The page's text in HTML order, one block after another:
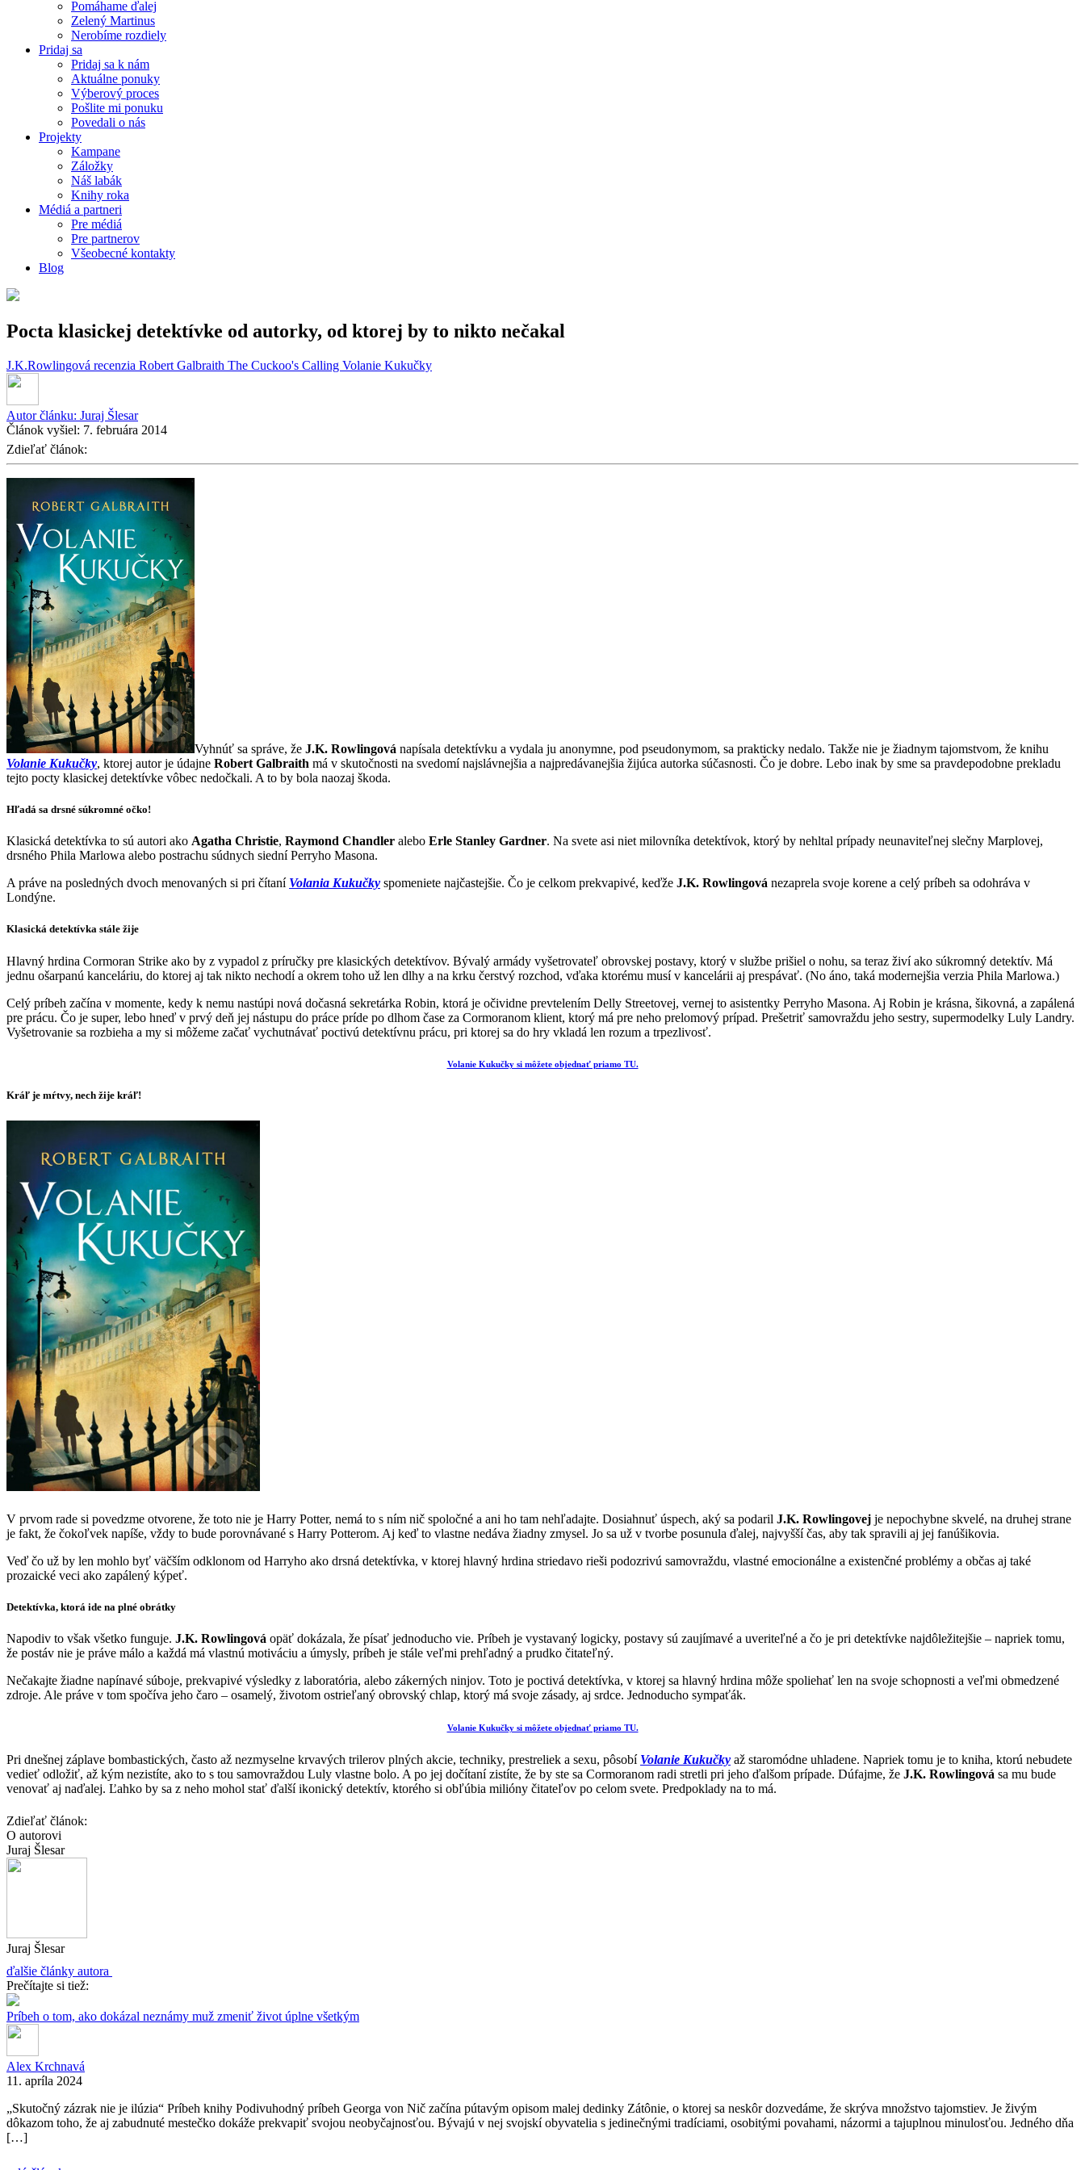
Pomáhame ďalej
Zelený Martinus
Nerobíme rozdiely
Pridaj sa
Pridaj sa k nám
Aktuálne ponuky
Výberový proces
Pošlite mi ponuku
Povedali o nás
Projekty
Kampane
Záložky
Náš labák
Knihy roka
Médiá a partneri
Pre médiá
Pre partnerov
Všeobecné kontakty
Blog
Pocta klasickej detektívke od autorky, od ktorej by to nikto nečakal
J.K.Rowlingová recenzia Robert Galbraith The Cuckoo's Calling Volanie Kukučky
Autor článku: Juraj Šlesar
Článok vyšiel: 7. februára 2014
Zdieľať článok:
Vyhnúť sa správe, že J.K. Rowlingová napísala detektívku a vydala ju anonymne, pod pseudonymom, sa prakticky nedalo. Takže nie je žiadnym tajomstvom, že knihu
Volanie Kukučky, ktorej autor je údajne Robert Galbraith má v skutočnosti na svedomí najslávnejšia a najpredávanejšia žijúca autorka súčasnosti. Čo je dobre. Lebo inak by sme sa pravdepodobne prekladu
tejto pocty klasickej detektívke vôbec nedočkali. A to by bola naozaj škoda.
Hľadá sa drsné súkromné očko!
Klasická detektívka to sú autori ako Agatha Christie, Raymond Chandler alebo Erle Stanley Gardner. Na svete asi niet milovníka detektívok, ktorý by nehltal prípady neunaviteľnej slečny Marplovej,
drsného Phila Marlowa alebo postrachu súdnych siední Perryho Masona.
A práve na posledných dvoch menovaných si pri čítaní Volania Kukučky spomeniete najčastejšie. Čo je celkom prekvapivé, keďže J.K. Rowlingová nezaprela svoje korene a celý príbeh sa odohráva v
Londýne.
Klasická detektívka stále žije
Hlavný hrdina Cormoran Strike ako by z vypadol z príručky pre klasických detektívov. Bývalý armády vyšetrovateľ obrovskej postavy, ktorý v službe prišiel o nohu, sa teraz živí ako súkromný detektív. Má
jednu ošarpanú kanceláriu, do ktorej aj tak nikto nechodí a okrem toho už len dlhy a na krku čerstvý rozchod, vďaka ktorému musí v kancelárii aj prespávať. (No áno, taká modernejšia verzia Phila Marlowa.)
Celý príbeh začína v momente, kedy k nemu nastúpi nová dočasná sekretárka Robin, ktorá je očividne prevtelením Delly Streetovej, vernej to asistentky Perryho Masona. Aj Robin je krásna, šikovná, a zapálená
pre prácu. Čo je super, lebo hneď v prvý deň jej nástupu do práce príde po dlhom čase za Cormoranom klient, ktorý má pre neho prelomový prípad. Prešetriť samovraždu jeho sestry, supermodelky Luly Landry.
Vyšetrovanie sa rozbieha a my si môžeme začať vychutnávať poctivú detektívnu prácu, pri ktorej sa do hry vkladá len rozum a trpezlivosť.
Volanie Kukučky si môžete objednať priamo TU.
Kráľ je mŕtvy, nech žije kráľ!
V prvom rade si povedzme otvorene, že toto nie je Harry Potter, nemá to s ním nič spoločné a ani ho tam nehľadajte. Dosiahnuť úspech, aký sa podaril J.K. Rowlingovej je nepochybne skvelé, na druhej strane
je fakt, že čokoľvek napíše, vždy to bude porovnávané s Harry Potterom. Aj keď to vlastne nedáva žiadny zmysel. Jo sa už v tvorbe posunula ďalej, najvyšší čas, aby tak spravili aj jej fanúšikovia.
Veď čo už by len mohlo byť väčším odklonom od Harryho ako drsná detektívka, v ktorej hlavný hrdina striedavo rieši podozrivú samovraždu, vlastné emocionálne a existenčné problémy a občas aj také
prozaické veci ako zapálený kýpeť.
Detektívka, ktorá ide na plné obrátky
Napodiv to však všetko funguje. J.K. Rowlingová opäť dokázala, že písať jednoducho vie. Príbeh je vystavaný logicky, postavy sú zaujímavé a uveriteľné a čo je pri detektívke najdôležitejšie – napriek tomu,
že postáv nie je práve málo a každá má vlastnú motiváciu a úmysly, príbeh je stále veľmi prehľadný a prudko čitateľný.
Nečakajte žiadne napínavé súboje, prekvapivé výsledky z laboratória, alebo zákerných ninjov. Toto je poctivá detektívka, v ktorej sa hlavný hrdina môže spoliehať len na svoje schopnosti a veľmi obmedzené
zdroje. Ale práve v tom spočíva jeho čaro – osamelý, životom ostrieľaný obrovský chlap, ktorý má svoje zásady, aj srdce. Jednoducho sympaťák.
Volanie Kukučky si môžete objednať priamo TU.
Pri dnešnej záplave bombastických, často až nezmyselne krvavých trilerov plných akcie, techniky, prestreliek a sexu, pôsobí Volanie Kukučky až staromódne uhladene. Napriek tomu je to kniha, ktorú nebudete
vedieť odložiť, až kým nezistíte, ako to s tou samovraždou Luly vlastne bolo. A po jej dočítaní zistíte, že by ste sa Cormoranom radi stretli pri jeho ďalšom prípade. Dúfajme, že J.K. Rowlingová sa mu bude
venovať aj naďalej. Ľahko by sa z neho mohol stať ďalší ikonický detektív, ktorého si obľúbia milióny čitateľov po celom svete. Predpoklady na to má.
Zdieľať článok:
O autorovi
Juraj Šlesar
Juraj Šlesar
ďalšie články autora
Prečítajte si tiež:
Príbeh o tom, ako dokázal neznámy muž zmeniť život úplne všetkým
Alex Krchnavá
11. apríla 2024
„Skutočný zázrak nie je ilúzia“ Príbeh knihy Podivuhodný príbeh Georga von Nič začína pútavým opisom malej dedinky Zátônie, o ktorej sa neskôr dozvedáme, že skrýva množstvo tajomstiev. Je živým
dôkazom toho, že aj zabudnuté mestečko dokáže prekvapiť svojou neobyčajnosťou. Bývajú v nej svojskí obyvatelia s jedinečnými tradíciami, osobitými povahami, názormi a tajuplnou minulosťou. Jedného dňa
[…]